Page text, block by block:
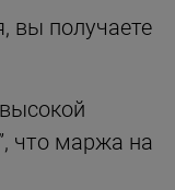
вы получаете
что маржа на